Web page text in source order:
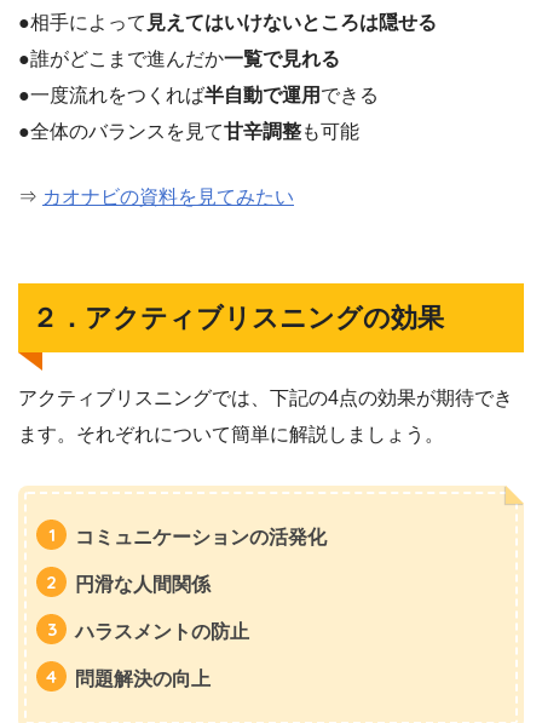
●相手によって 見えてはいけないところは隠せる
●誰がどこまで進んだか一覧で見れる
●一度流れをつくれば半自動で運用 できる
●全体のバランスを見て甘辛調整も可能
⇒ カオナビの資料を見てみたい
２．アクティブリスニングの効果
アクティブリスニングでは、下記の4点の効果が期待でき
ます。それぞれについて簡単に解説しましょう。
コミュニケーションの活発化
円滑な人間関係
ハラスメントの防止
問題解決の向上